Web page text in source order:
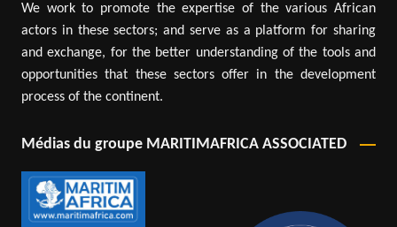
We work to promote the expertise of the various African
actors in these sectors; and serve as a platform for sharing
and exchange, for the better understanding of the tools and
opportunities that these sectors offer in the development
process of the continent.
Médias du groupe MARITIMAFRICA ASSOCIATED